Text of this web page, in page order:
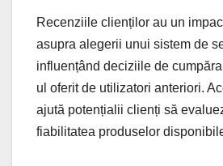
Recenziile clienților au un
asupra alegerii unui sistem de
influențând deciziile de
ul oferit de utilizatori anteriori.
ajută potențialii clienți să
fiabilitatea produselor